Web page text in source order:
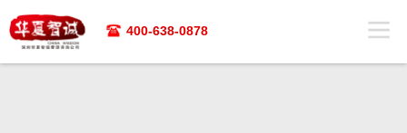
400-638-0878